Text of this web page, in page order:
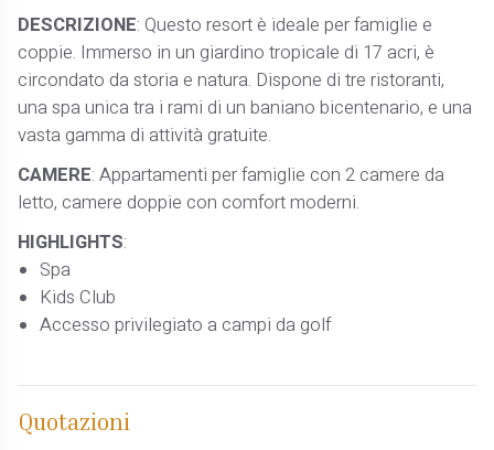
DESCRIZIONE: Questo resort è ideale per famiglie e
coppie. Immerso in un giardino tropicale di 17 acri, è
circondato da storia e natura. Dispone di tre ristoranti,
una spa unica tra i rami di un baniano bicentenario, e una
vasta gamma di attività gratuite.
CAMERE: Appartamenti per famiglie con 2 camere da
letto, camere doppie con comfort moderni.
HIGHLIGHTS:
Spa
Kids Club
Accesso privilegiato a campi da golf
Quotazioni